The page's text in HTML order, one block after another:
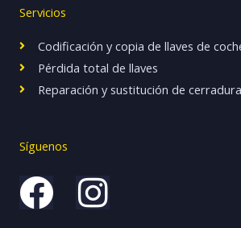
Servicios
Codificación y copia de llaves de
Pérdida total de llaves
Reparación y sustitución de
Síguenos
F
a
I
n